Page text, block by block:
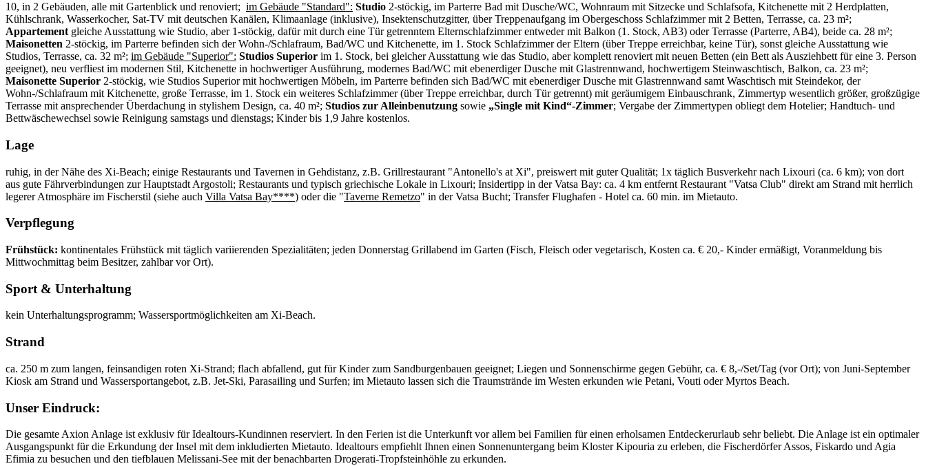
10, in 2 Gebäuden, alle mit Gartenblick und renoviert; im Gebäude "Standard": Studio 2-stöckig, im Parterre Bad mit Dusche/WC, Wohnraum mit Sitzecke und Schlafsofa, Kitchenette mit 2 Herdplatten,
Kühlschrank, Wasserkocher, Sat-TV mit deutschen Kanälen, Klimaanlage (inklusive), Insektenschutzgitter, über Treppenaufgang im Obergeschoss Schlafzimmer mit 2 Betten, Terrasse, ca. 23 m²;
Appartement gleiche Ausstattung wie Studio, aber 1-stöckig, dafür mit durch eine Tür getrenntem Elternschlafzimmer entweder mit Balkon (1. Stock, AB3) oder Terrasse (Parterre, AB4), beide ca. 28 m²;
Maisonetten 2-stöckig, im Parterre befinden sich der Wohn-/Schlafraum, Bad/WC und Kitchenette, im 1. Stock Schlafzimmer der Eltern (über Treppe erreichbar, keine Tür), sonst gleiche Ausstattung wie
Studios, Terrasse, ca. 32 m²; im Gebäude "Superior": Studios Superior im 1. Stock, bei gleicher Ausstattung wie das Studio, aber komplett renoviert mit neuen Betten (ein Bett als Ausziehbett für eine 3. Person
geeignet), neu verfliest im modernen Stil, Kitchenette in hochwertiger Ausführung, modernes Bad/WC mit ebenerdiger Dusche mit Glastrennwand, hochwertigem Steinwaschtisch, Balkon, ca. 23 m²;
Maisonette Superior 2-stöckig, wie Studios Superior mit hochwertigen Möbeln, im Parterre befinden sich Bad/WC mit ebenerdiger Dusche mit Glastrennwand samt Waschtisch mit Steindekor, der
Wohn-/Schlafraum mit Kitchenette, große Terrasse, im 1. Stock ein weiteres Schlafzimmer (über Treppe erreichbar, durch Tür getrennt) mit geräumigem Einbauschrank, Zimmertyp wesentlich größer, großzügige
Terrasse mit ansprechender Überdachung in stylishem Design, ca. 40 m²; Studios zur Alleinbenutzung sowie „Single mit Kind“-Zimmer; Vergabe der Zimmertypen obliegt dem Hotelier; Handtuch- und
Bettwäschewechsel sowie Reinigung samstags und dienstags; Kinder bis 1,9 Jahre kostenlos.
Lage
ruhig, in der Nähe des Xi-Beach; einige Restaurants und Tavernen in Gehdistanz, z.B. Grillrestaurant "Antonello's at Xi", preiswert mit guter Qualität; 1x täglich Busverkehr nach Lixouri (ca. 6 km); von dort
aus gute Fährverbindungen zur Hauptstadt Argostoli; Restaurants und typisch griechische Lokale in Lixouri; Insidertipp in der Vatsa Bay: ca. 4 km entfernt Restaurant "Vatsa Club" direkt am Strand mit herrlich
legerer Atmosphäre im Fischerstil (siehe auch Villa Vatsa Bay****) oder die "Taverne Remetzo" in der Vatsa Bucht; Transfer Flughafen - Hotel ca. 60 min. im Mietauto.
Verpflegung
Frühstück: kontinentales Frühstück mit täglich variierenden Spezialitäten; jeden Donnerstag Grillabend im Garten (Fisch, Fleisch oder vegetarisch, Kosten ca. € 20,- Kinder ermäßigt, Voranmeldung bis
Mittwochmittag beim Besitzer, zahlbar vor Ort).
Sport & Unterhaltung
kein Unterhaltungsprogramm; Wassersportmöglichkeiten am Xi-Beach.
Strand
ca. 250 m zum langen, feinsandigen roten Xi-Strand; flach abfallend, gut für Kinder zum Sandburgenbauen geeignet; Liegen und Sonnenschirme gegen Gebühr, ca. € 8,-/Set/Tag (vor Ort); von Juni-September
Kiosk am Strand und Wassersportangebot, z.B. Jet-Ski, Parasailing und Surfen; im Mietauto lassen sich die Traumstrände im Westen erkunden wie Petani, Vouti oder Myrtos Beach.
Unser Eindruck:
Die gesamte Axion Anlage ist exklusiv für Idealtours-Kundinnen reserviert. In den Ferien ist die Unterkunft vor allem bei Familien für einen erholsamen Entdeckerurlaub sehr beliebt. Die Anlage ist ein optimaler
Ausgangspunkt für die Erkundung der Insel mit dem inkludierten Mietauto. Idealtours empfiehlt Ihnen einen Sonnenuntergang beim Kloster Kipouria zu erleben, die Fischerdörfer Assos, Fiskardo und Agia
Efimia zu besuchen und den tiefblauen Melissani-See mit der benachbarten Drogerati-Tropfsteinhöhle zu erkunden.